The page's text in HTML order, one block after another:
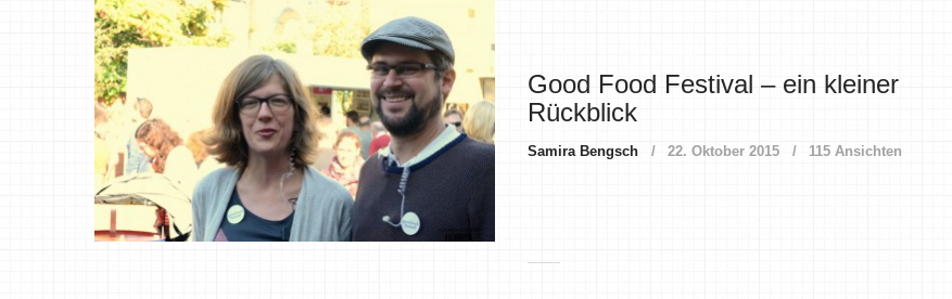
Good Food Festival – ein kleiner
Rückblick
Samira Bengsch 22. Oktober 2015 115 Ansichten